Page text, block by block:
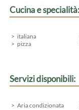
Cucina e specialità:
italiana
pizza
Servizi disponibili:
Aria condizionata